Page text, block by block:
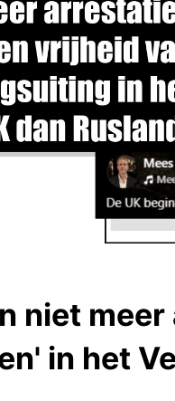
niet
in het